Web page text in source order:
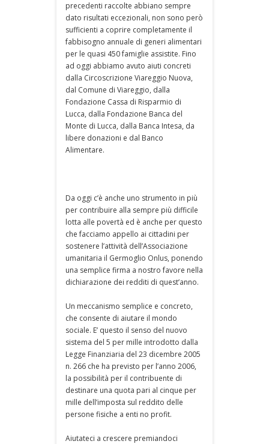
precedenti raccolte abbiano sempre
dato risultati eccezionali, non sono però
sufficienti a coprire completamente il
fabbisogno annuale di generi alimentari
per le quasi 450 famiglie assistite. Fino
ad oggi abbiamo avuto aiuti concreti
dalla Circoscrizione Viareggio Nuova,
dal Comune di Viareggio, dalla
Fondazione Cassa di Risparmio di
Lucca, dalla Fondazione Banca del
Monte di Lucca, dalla Banca Intesa, da
libere donazioni e dal Banco
Alimentare.
Da oggi c’è anche uno strumento in più
per contribuire alla sempre più difficile
lotta alle povertà ed è anche per questo
che facciamo appello ai cittadini per
sostenere l’attività dell’Associazione
umanitaria il Germoglio Onlus, ponendo
una semplice firma a nostro favore nella
dichiarazione dei redditi di quest’anno.
Un meccanismo semplice e concreto,
che consente di aiutare il mondo
sociale. E’ questo il senso del nuovo
sistema del 5 per mille introdotto dalla
Legge Finanziaria del 23 dicembre 2005
n. 266 che ha previsto per l’anno 2006,
la possibilità per il contribuente di
destinare una quota pari al cinque per
mille dell’imposta sul reddito delle
persone fisiche a enti no profit.
Aiutateci a crescere premiandoci